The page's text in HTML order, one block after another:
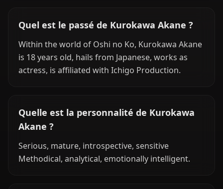
Quel est le passé de Kurokawa Akane ?
Within the world of Oshi no Ko, Kurokawa Akane
is 18 years old, hails from Japanese, works as
actress, is affiliated with Ichigo Production.
Quelle est la personnalité de Kurokawa
Akane ?
Serious, mature, introspective, sensitive
Methodical, analytical, emotionally intelligent.